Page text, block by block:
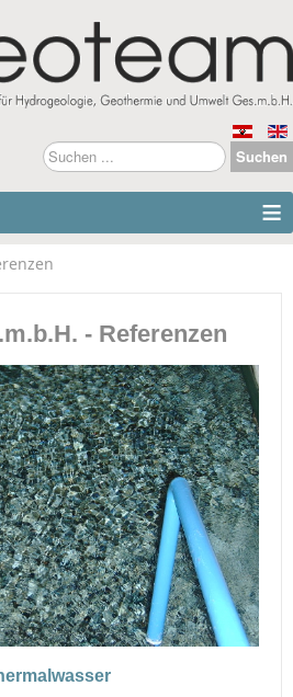
Suchen
...
Suchen
≡
- Referenzen